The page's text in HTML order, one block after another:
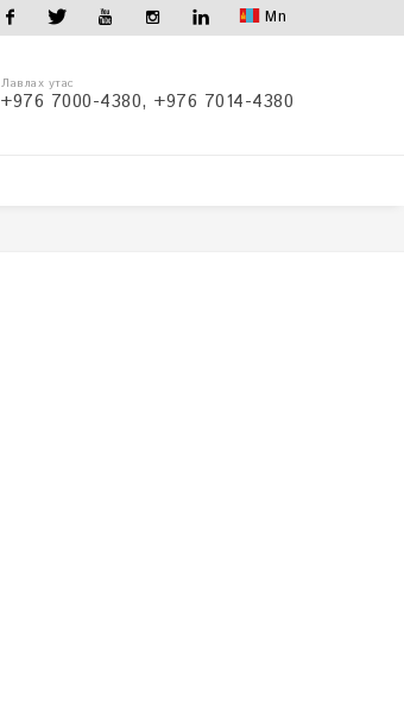
Mn
Лавлах утас
+976 7000-4380, +976 7014-4380